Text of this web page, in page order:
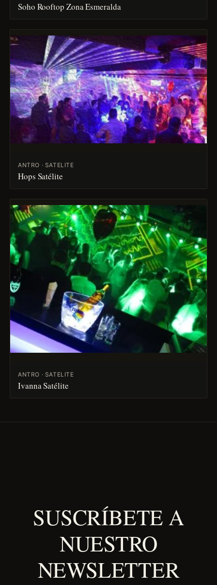
Soho Rooftop Zona Esmeralda
ANTRO · SATELITE
Hops Satélite
ANTRO · SATELITE
Ivanna Satélite
SUSCRÍBETE A
NUESTRO
NEWSLETTER